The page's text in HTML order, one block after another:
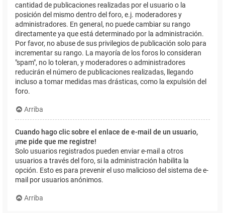
cantidad de publicaciones realizadas por el usuario o la
posición del mismo dentro del foro, e.j. moderadores y
administradores. En general, no puede cambiar su rango
directamente ya que está determinado por la administración.
Por favor, no abuse de sus privilegios de publicación solo para
incrementar su rango. La mayoría de los foros lo consideran
"spam", no lo toleran, y moderadores o administradores
reducirán el número de publicaciones realizadas, llegando
incluso a tomar medidas mas drásticas, como la expulsión del
foro.
Arriba
Cuando hago clic sobre el enlace de e-mail de un usuario,
¡me pide que me registre!
Solo usuarios registrados pueden enviar e-mail a otros
usuarios a través del foro, si la administración habilita la
opción. Esto es para prevenir el uso malicioso del sistema de e-
mail por usuarios anónimos.
Arriba